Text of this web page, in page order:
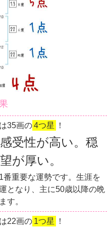
35画の4つ星 ！
受性が高い。穏
が厚い。
番重要な運勢です。生涯を
となり、主に50歳以降の晩
す。
22画の 1つ星 ！